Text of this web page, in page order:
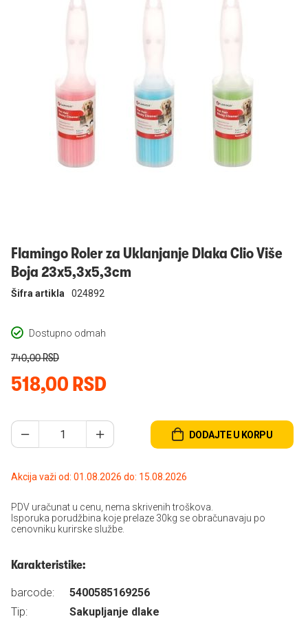
Flamingo Roler za Uklanjanje Dlaka Clio Više
Boja 23x5,3x5,3cm
Dostupno odmah
Šifra artikla 024892
518,00 RSD
740,00 RSD
DODAJTE U KORPU
Akcija važi od: 01.08.2026 do: 15.08.2026
PDV uračunat u cenu, nema skrivenih troškova.
Isporuka porudžbina koje prelaze 30kg se obračunavaju po
cenovniku kurirske službe.
Karakteristike:
barcode:
5400585169256
Tip:
Sakupljanje dlake